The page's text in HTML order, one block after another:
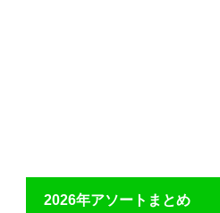
2026年アソートまとめ